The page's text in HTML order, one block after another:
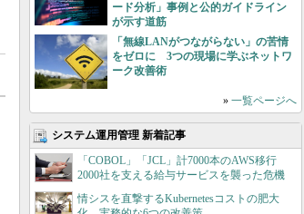
ード分析」事例と公的ガイドライン
が示す道筋
「無線LANがつながらない」の苦情
をゼロに 3つの現場に学ぶネットワ
ーク改善術
» 一覧ページへ
システム運用管理 新着記事
「COBOL」「JCL」計7000本のAWS移行
2000社を支える給与サービスを襲った危機
情シスを直撃するKubernetesコストの肥大